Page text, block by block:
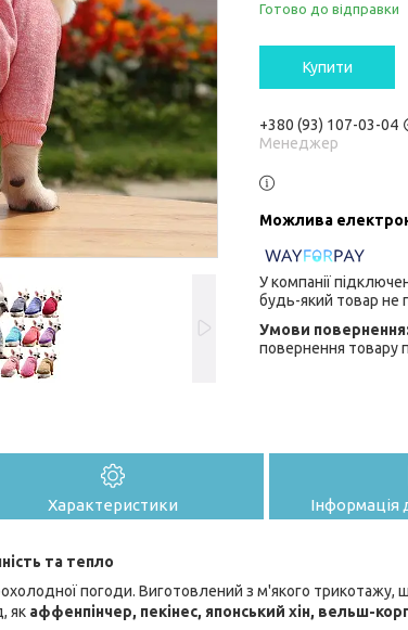
Готово до відправки
Купити
+380 (93) 107-03-04
Менеджер
У компанії
будь-який товар не
повернення товару
Характеристики Інформація
та тепло
погоди. Виготовлений з м'якого трикотажу,
як аффенпінчер, пекінес, японський хін, вельш-